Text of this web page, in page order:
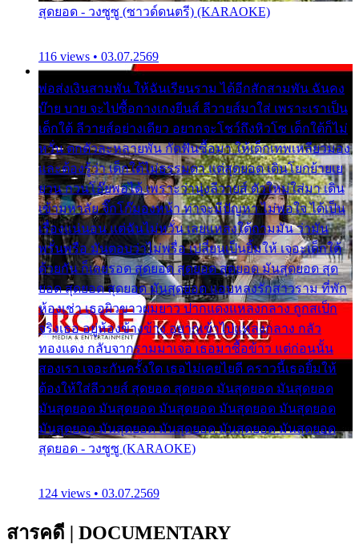
สุดยอด - วงซูซู (ซาวด์ดนตรี) (KARAOKE)
116 views • 03.07.2569
พ่อส่งเงินสามพัน ให้ฉันเรียนราม ได้อีกสักสามพัน ฉันคง
บ๊าย บาย จะไปซื้อกางเกงยีนส์ ลีวายส์มาใส่ เพราะเราเป็น
เด็กใต้ ลีวายส์อย่างเดียว อยากจะโชว์ถึงหิวโซ เด็กใต้ก็ไม่
หวั่น ตกตัวละหลายพัน กัดฟันซื้อมา ให้เด็กเทพเหลียวมอง
และต้องรู้ว่า เด็กใต้ไม่ธรรมดา แต่สุดยอด เดินโยกย้ายเย
ยวน กวนโอ๊ยพอได้ เพราะว่านุ่งลีวายส์ ตัวใหม่ใส่มา เดิน
เข้ามหาลัย จิ๊กโก๊มองหน้า ท่าจะมีปัญหา ไม่พอใจ ได้เป็น
เรื่องแน่นอน แต่ฉันไม่หวั่น เลยแหลงใต้ถามมัน ว่ามัน
พรั่นพรือ มันตอบว่าไม่พรื่อ เปลี่ยนเป็นยิ้มให้ เจอะเด็กใต้
ด้วยกัน ก็เลยรอด สุดยอด สุดยอด สุดยอด มันสุดยอด สุด
ยอด สุดยอด สุดยอด มันสุดยอด แอบหลงรักสาวราม ที่พัก
ห้องเช่า เธอผิวขาวผมยาว ปากแดงแหลงกลาง ถูกสเป็ก
จริงเธอ อยู่ห้องข้างข้าง อยากเข้าไปแหลงกลาง กลัว
ทองแดง กลับจากรามมาเจอ เธอมาซื้อข้าว แต่ก่อนนั้น
สองเรา เจอะกันครั้งใด เธอไม่เคยไยดี คราวนี้เธอยิ้มให้
ต้องให้ใส่ลีวายส์ สุดยอด สุดยอด มันสุดยอด มันสุดยอด
มันสุดยอด มันสุดยอด มันสุดยอด มันสุดยอด มันสุดยอด
มันสุดยอด มันสุดยอด มันสุดยอด มันสุดยอด มันสุดยอด
สุดยอด - วงซูซู (KARAOKE)
124 views • 03.07.2569
สารคดี | DOCUMENTARY